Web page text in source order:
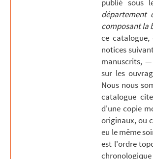
Saint-Christophe-à-Berry
publié sous
département
composant la
ce
notices
manuscrits, —
sur les
Nous nous
catalogue
d'une copie
originaux, ou
eu le même
est l'ordre
chronologique